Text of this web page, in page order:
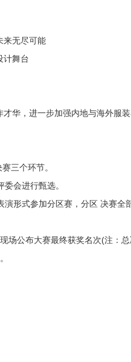
来无尽可能
计舞台
华，进一步加强内地与海外服
三个环节。
会进行甄选。
形式参加分区赛，分区 决赛
场公布大赛最终获奖名次(注：